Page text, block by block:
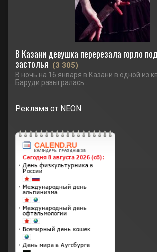
В Казани девушка перерезала горло
застолья (3 305)
В ночь на 16 января в Казани в одной из
Баруди разыгралась...
Реклама от NEON